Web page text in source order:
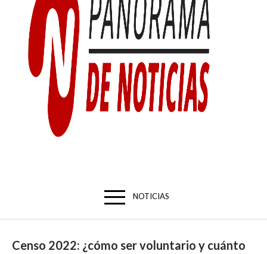
NOTICIAS
Censo 2022: ¿cómo ser voluntario y cuánto